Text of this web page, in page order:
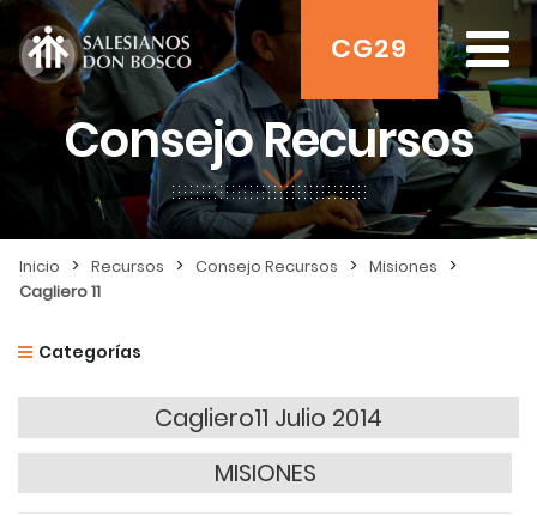
CG29
Consejo Recursos
Inicio > Recursos > Consejo Recursos > Misiones >
Cagliero 11
Categorías
Cagliero11 Julio 2014
MISIONES